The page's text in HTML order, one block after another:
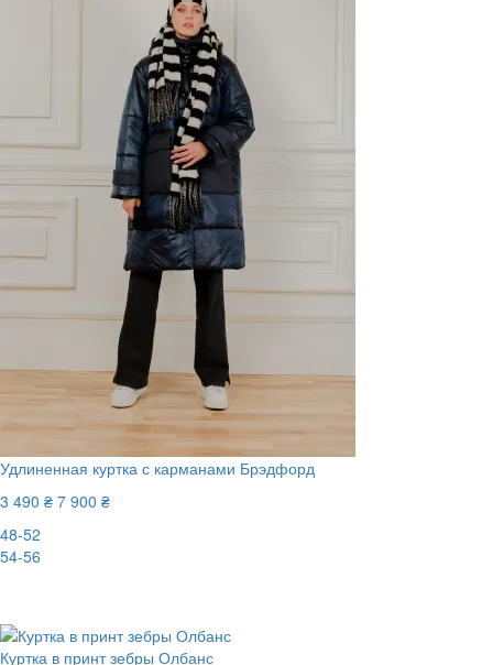
Удлиненная куртка с карманами Брэдфорд
3 490 ₴ 7 900 ₴
48-52
54-56
Куртка в принт зебры Олбанс